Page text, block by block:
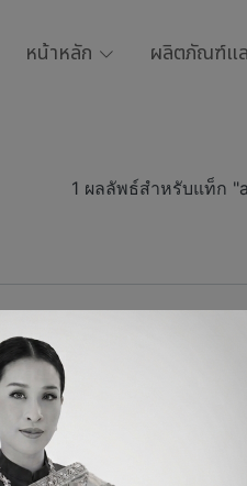
หน้าหลัก ผลิตภัณฑ์แล
1 ผลลัพธ์สำหรับแท็ก
ลไซเมอร์